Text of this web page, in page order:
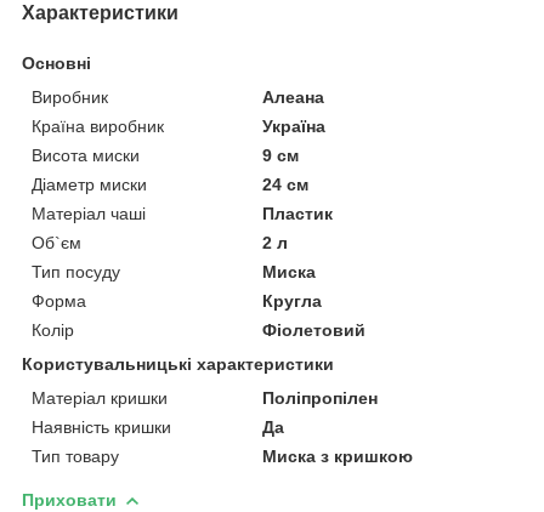
Характеристики
Основні
Виробник
Алеана
Країна виробник
Україна
Висота миски
9 см
Діаметр миски
24 см
Матеріал чаші
Пластик
Об`єм
2 л
Тип посуду
Миска
Форма
Кругла
Колір
Фіолетовий
Користувальницькі характеристики
Матеріал кришки
Поліпропілен
Наявність кришки
Да
Тип товару
Миска з кришкою
Приховати